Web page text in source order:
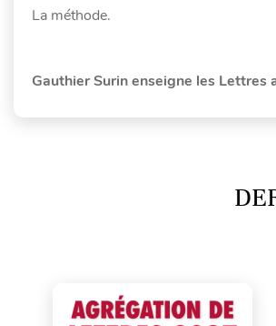
La méthode.
Gauthier Surin enseigne les Lettres